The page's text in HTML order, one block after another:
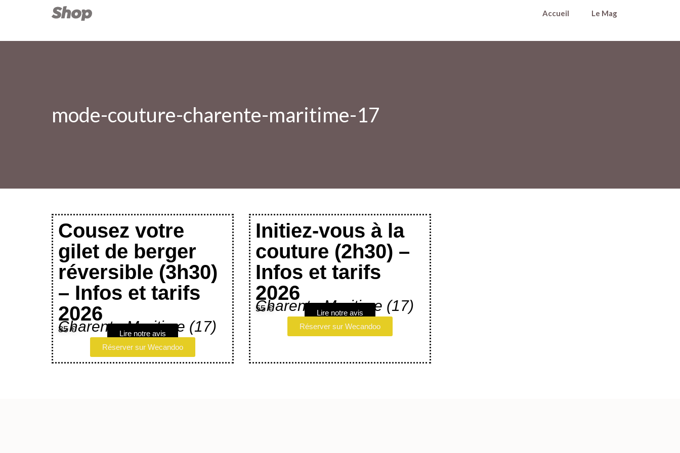
Accueil Le Mag
mode-couture-charente-maritime-17
Cousez votre
gilet de berger
réversible (3h30)
– Infos et tarifs
2026
Charente-Maritime (17)
85 €
Lire notre avis
Réserver sur Wecandoo
Initiez-vous à la
couture (2h30) –
Infos et tarifs
2026
Charente-Maritime (17)
55 €
Lire notre avis
Réserver sur Wecandoo